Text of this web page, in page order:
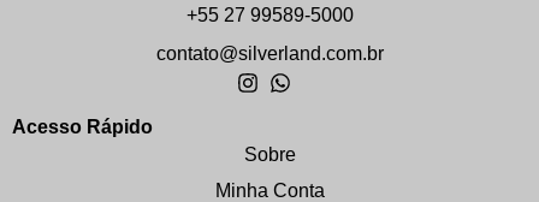
+55 27 99589-5000
contato@silverland.com.br
Acesso Rápido
Sobre
Minha Conta